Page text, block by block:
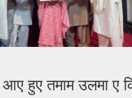
हुए तमाम उलमा ए